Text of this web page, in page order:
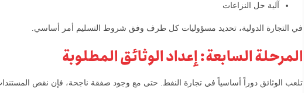
آلية حل النزاعات
في التجارة الدولية، تحديد مسؤوليات كل طرف وفق شروط التسليم أمر أساسي.
المرحلة السابعة: إعداد الوثائق المطلوبة
تلعب الوثائق دوراً أساسياً في تجارة النفط. حتى مع وجود صفقة ناجحة، فإن نقص